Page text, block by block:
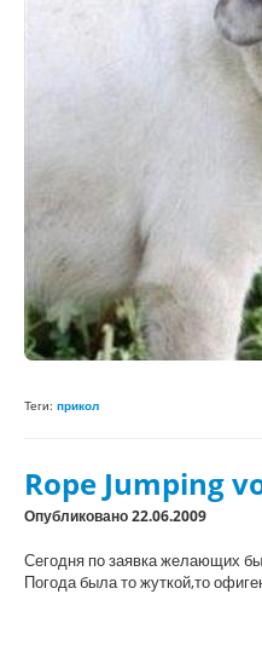
Теги: прикол
Rope Jumping
Опубликовано 22.06.2009
Сегодня по заявка желающих
Погода была то жуткой,то